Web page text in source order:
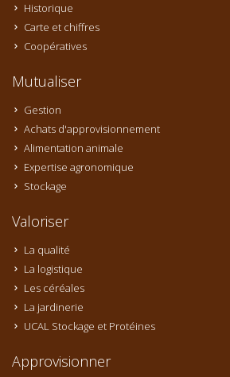
Historique
Carte et chiffres
Coopératives
Mutualiser
Gestion
Achats d'approvisionnement
Alimentation animale
Expertise agronomique
Stockage
Valoriser
La qualité
La logistique
Les céréales
La jardinerie
UCAL Stockage et Protéines
Approvisionner